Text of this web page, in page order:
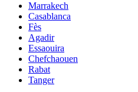
Marrakech
Casablanca
Fès
Agadir
Essaouira
Chefchaouen
Rabat
Tanger